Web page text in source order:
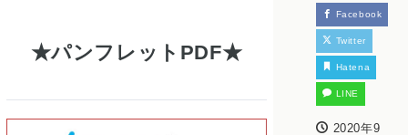
パンフレットPDF
Facebook
Twitter
Hatena
LINE
2020年9